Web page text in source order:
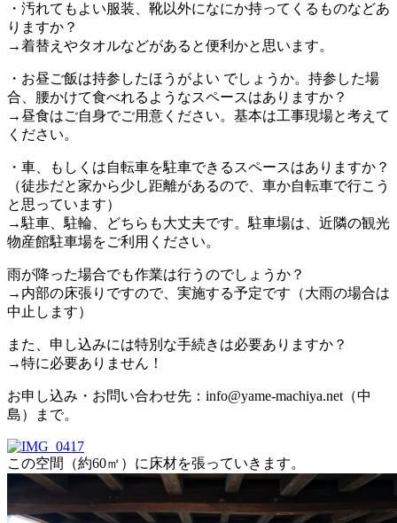
・汚れてもよい服装、靴以外になにか持ってくるものなどあ
りますか？
→着替えやタオルなどがあると便利かと思います。
・お昼ご飯は持参したほうがよい でしょうか。持参した場
合、腰かけて食べれるようなスペースはありますか？
→昼食はご自身でご用意ください。基本は工事現場と考えて
ください。
・車、もしくは自転車を駐車できるスペースはありますか ？
（徒歩だと家から少し距離があるので、車か自転車で行こう
と思っています）
→駐車、駐輪、どちらも大丈夫です。駐車場は、近隣の観光
物産館駐車場をご利用ください。
雨が降った場合でも作業は行うのでしょうか？
→内部の床張りですので、実施する予定です（大雨の場合は
中止します）
また、申し込みには特別な手続きは必要ありますか？
→特に必要ありません！
お申し込み・お問い合わせ先：info@yame-machiya.net（中
島）まで。
この空間（約60㎡）に床材を張っていきます。